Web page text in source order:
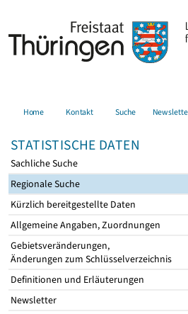
Home Kontakt Suche
STATISTISCHE DATEN
Sachliche Suche
Regionale Suche
Kürzlich bereitgestellte Daten
Allgemeine Angaben, Zuordnungen
Gebietsveränderungen,
Änderungen zum Schlüsselverzeichnis
Definitionen und Erläuterungen
Newsletter